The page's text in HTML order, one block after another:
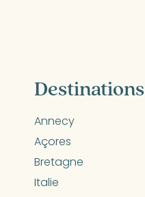
Destinations
Annecy
Açores
Bretagne
Italie